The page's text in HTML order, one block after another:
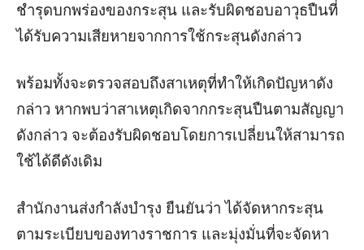
ชำรุดบกพร่องของกระสุน และรับผิดชอบอาวุธปืนที่
ได้รับความเสียหายจากการใช้กระสุนดังกล่าว
พร้อมทั้งจะตรวจสอบถึงสาเหตุที่ทำให้เกิดปัญหาดัง
กล่าว หากพบว่าสาเหตุเกิดจากกระสุนปืนตามสัญญา
ดังกล่าว จะต้องรับผิดชอบโดยการเปลี่ยนให้สามารถ
ใช้ได้ดีดังเดิม
สำนักงานส่งกำลังบำรุง ยืนยันว่า ได้จัดหากระสุน
ตามระเบียบของทางราชการ และมุ่งมั่นที่จะจัดหา